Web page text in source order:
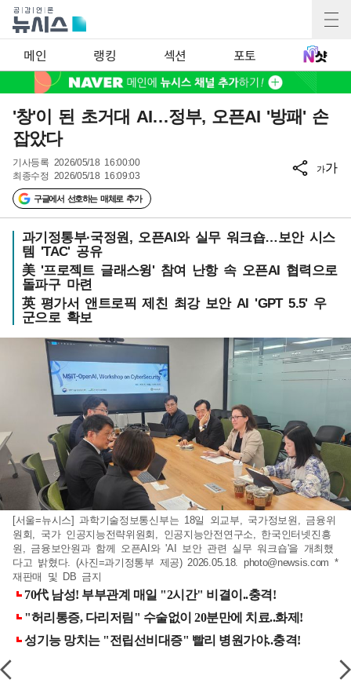
메인 랭킹 섹션 포토
'창'이 된 초거대 AI…정부, 오픈AI '방패' 손
잡았다
기사등록 2026/05/18 16:00:00
최종수정 2026/05/18 16:09:03
구글에서 선호하는 매체로 추가
가가
과기정통부·국정원, 오픈AI와 실무 워크숍…보안 시스
템 'TAC' 공유
美 '프로젝트 글래스윙' 참여 난항 속 오픈AI 협력으로
돌파구 마련
英 평가서 앤트로픽 제친 최강 보안 AI 'GPT 5.5' 우
군으로 확보
[서울=뉴시스] 과학기술정보통신부는 18일 외교부, 국가정보원, 금융위
원회, 국가 인공지능전략위원회, 인공지능안전연구소, 한국인터넷진흥
원, 금융보안원과 함께 오픈AI와 'AI 보안 관련 실무 워크숍'을 개최했
다고 밝혔다. (사진=과기정통부 제공) 2026.05.18. photo@newsis.com *
재판매 및 DB 금지